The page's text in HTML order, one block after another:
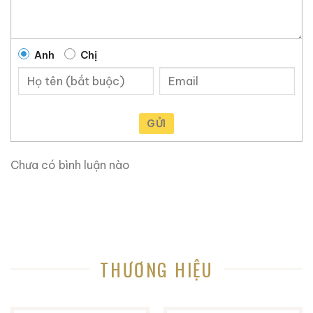
3. Ghi Chú Thưởng Thức (Tasting Notes) Phiên Bản
2024
Nếu bạn là người yêu thích sự nhẹ nhàng nhưng đa
nhiệt đới.
Vị giác (Palate):
Cực kỳ mượt mà. Vị ngọt của
Anh Chị
GỬI
Chưa có bình luận nào
THƯƠNG HIỆU